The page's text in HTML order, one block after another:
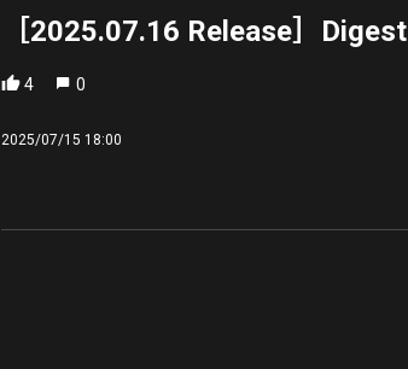
［2025.07.16 Release］Digest
4 0
2025/07/15 18:00